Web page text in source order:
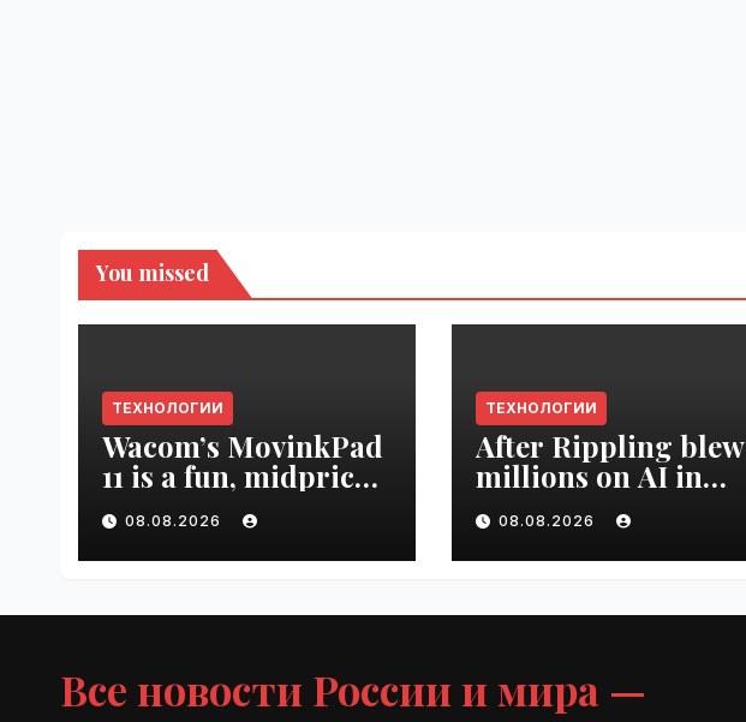
You missed
ТЕХНОЛОГИИ
Wacom’s MovinkPad
11 is a fun, midpriced
entry point for
digital artists |
VseTime.ru
08.08.2026
ТЕХНОЛОГИИ
After Rippling blew
millions on AI in
months, it built an
employee ROI tool |
VseTime.ru
08.08.2026
Все новости России и мира —